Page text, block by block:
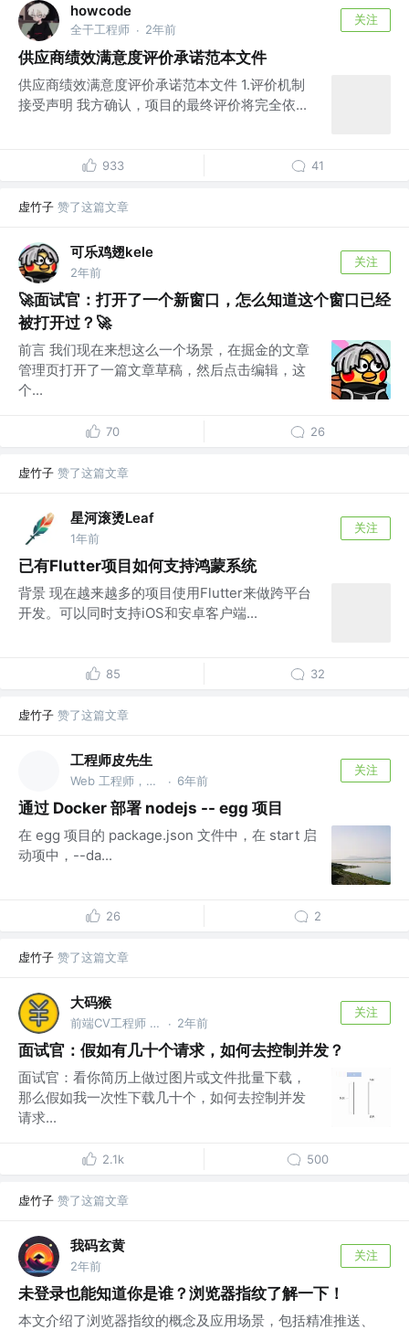
howcode
全干工程师 · 2年前
关注
供应商绩效满意度评价承诺范本文件
供应商绩效满意度评价承诺范本文件 1.评价机制
接受声明 我方确认，项目的最终评价将完全依...
933 41
虚竹子 赞了这篇文章
可乐鸡翅kele
2年前
关注
🚀面试官：打开了一个新窗口，怎么知道这个窗口已经
被打开过？🚀
前言 我们现在来想这么一个场景，在掘金的文章
管理页打开了一篇文章草稿，然后点击编辑，这
个...
70 26
虚竹子 赞了这篇文章
星河滚烫Leaf
1年前
关注
已有Flutter项目如何支持鸿蒙系统
背景 现在越来越多的项目使用Flutter来做跨平台
开发。可以同时支持iOS和安卓客户端...
85 32
虚竹子 赞了这篇文章
工程师皮先生
Web 工程师，仓储物流行业从业者 · 6年前
关注
通过 Docker 部署 nodejs -- egg 项目
在 egg 项目的 package.json 文件中，在 start 启
动项中，--da...
26 2
虚竹子 赞了这篇文章
大码猴
前端CV工程师 @ACV总部 · 2年前
关注
面试官：假如有几十个请求，如何去控制并发？
面试官：看你简历上做过图片或文件批量下载，
那么假如我一次性下载几十个，如何去控制并发
请求...
2.1k 500
虚竹子 赞了这篇文章
我码玄黄
2年前
关注
未登录也能知道你是谁？浏览器指纹了解一下！
本文介绍了浏览器指纹的概念及应用场景，包括精准推送、